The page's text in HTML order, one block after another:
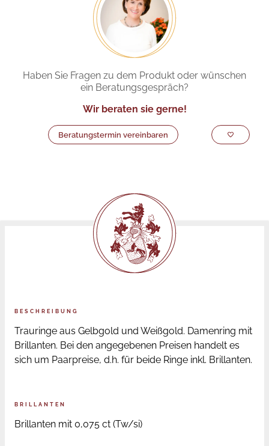
Haben Sie Fragen zu dem Produkt oder wünschen
ein Beratungsgespräch?
Wir beraten sie gerne!
Beratungstermin vereinbaren
BESCHREIBUNG
Trauringe aus Gelbgold und Weißgold. Damenring mit
Brillanten. Bei den angegebenen Preisen handelt es
sich um Paarpreise, d.h. für beide Ringe inkl. Brillanten.
BRILLANTEN
Brillanten mit 0,075 ct (Tw/si)